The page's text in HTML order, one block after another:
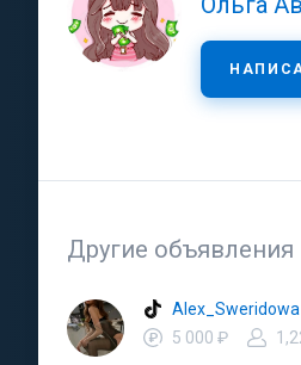
Другие объявления
Alex_Sweridowa
5 000 ₽